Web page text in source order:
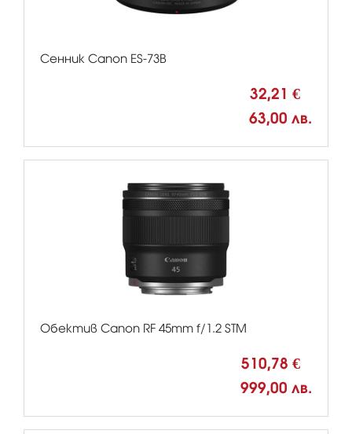
Сенник Canon ES-73B
32,21 €
63,00 лв.
Обектив Canon RF 45mm f/1.2 STM
510,78 €
999,00 лв.